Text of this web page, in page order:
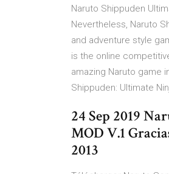
Naruto Shippuden
Nevertheless, Naruto
and adventure style
is the online
amazing Naruto game
Shippuden: Ultimate
24 Sep 2019
MOD V.1
2013